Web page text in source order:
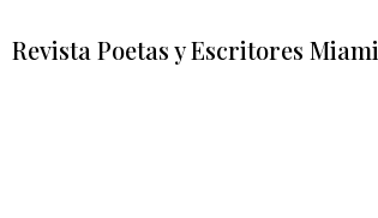
Revista Poetas y Escritores Miami